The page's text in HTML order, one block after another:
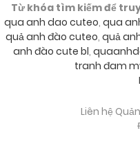
Từ khóa tìm kiếm để
qua anh dao cuteo, qua
quả anh đào cuteo, quả
anh đào cute bl,
tranh đam
Liên hệ